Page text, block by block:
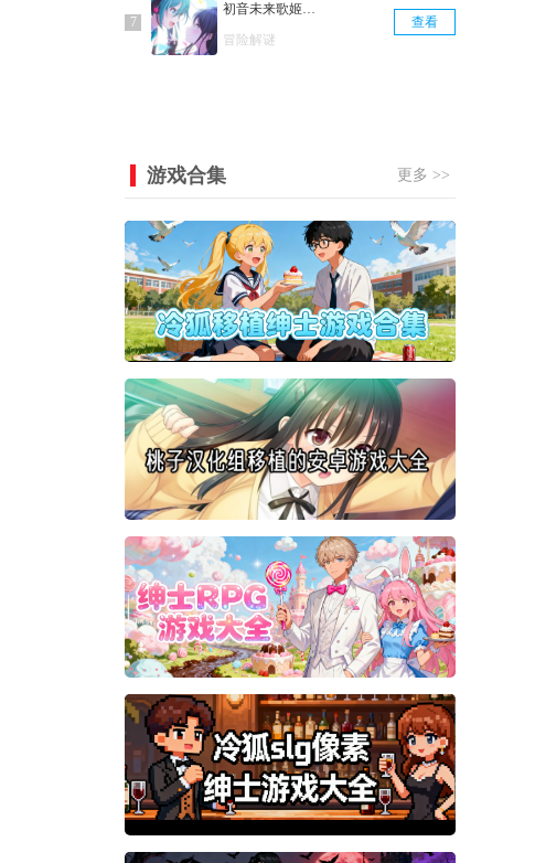
初音未来歌姬计划
冒险解谜
查看
游戏合集 更多 >>